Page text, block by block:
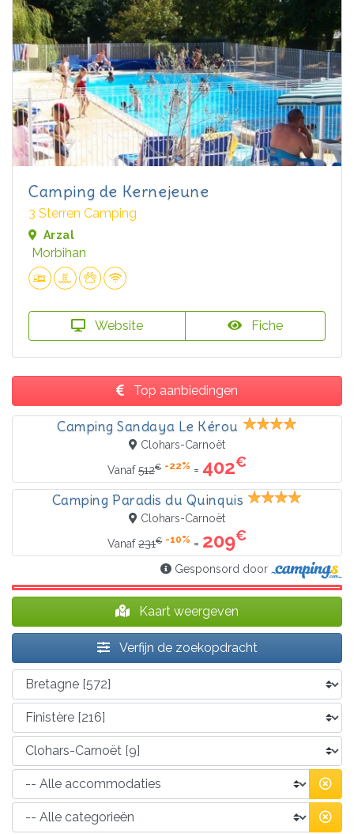
Camping de Kernejeune
3 Sterren Camping
Arzal
Morbihan
Website Fiche
Top aanbiedingen
Camping Sandaya Le Kérou
Clohars-Carnoët
Vanaf512€ -22% = 402€
Camping Paradis du Quinquis
Clohars-Carnoët
Vanaf231€ -10% = 209€
Gesponsord door
Kaart weergeven
Verfijn de zoekopdracht